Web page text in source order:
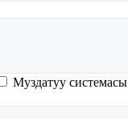
Муздатуу системасы